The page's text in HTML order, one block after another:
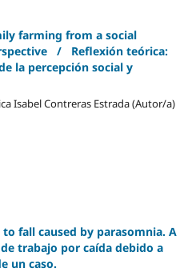
farming from a social
/ Reflexión teórica:
la percepción social y
Isabel Contreras Estrada (Autor/a)
fall caused by parasomnia. A
trabajo por caída debido a
un caso.